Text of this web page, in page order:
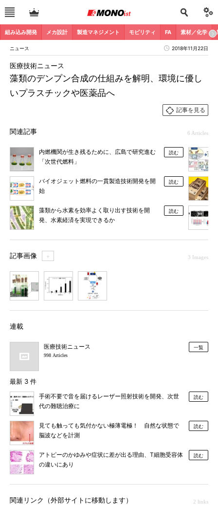
組み込み開発 メカ設計 製造マネジメント モビリティ FA 素材／化学
ニュース 2018年11月22日
藻類のデンプン合成の仕組みを解明、環境に優し
いプラスチックや医薬品へ
医療技術ニュース
記事を見る
関連記事 6 Articles
内燃機関が生き残るために、広島で研究進む
「次世代燃料」
読む
バイオジェット燃料の一貫製造技術開発を開
始
読む
藻類から水素を効率よく取り出す技術を開
発、水素経済を実現できるか
読む
記事画像 ＋ 3 Images
連載
医療技術ニュース
998 Articles
一覧
最新 3 件
手術不要で音を届けるレーザー照射技術を開発、次世
代の難聴治療に
読む
見ても触っても気付かない極薄電極！ 自然な状態で
脳波などを計測
読む
アトピーのかゆみや症状に差が出る理由、T細胞受容体
の違いにあり
読む
関連リンク（外部サイトに移動します） 2 links